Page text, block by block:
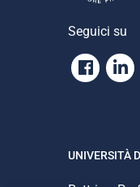
Seguici su
UNIVERSITÀ